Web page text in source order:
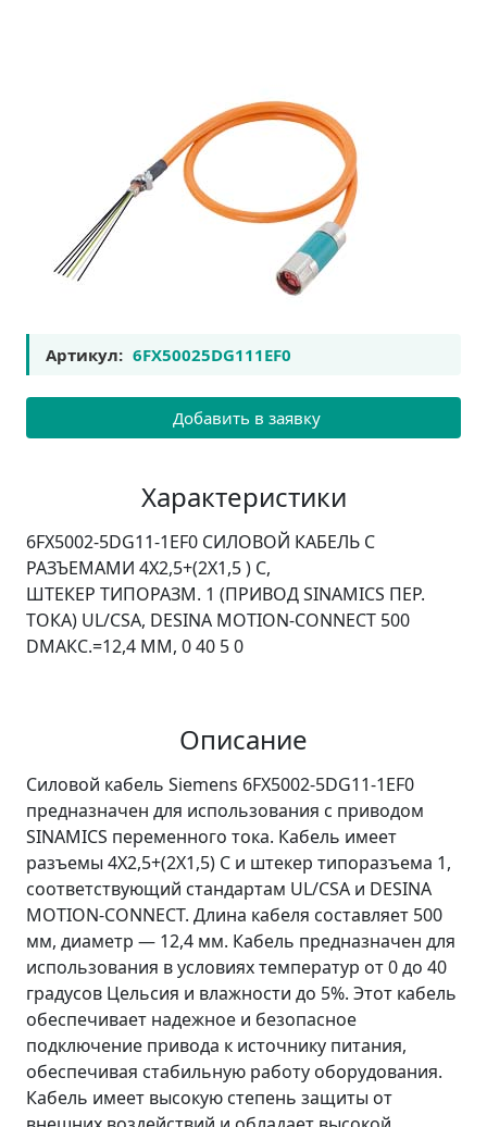
Артикул: 6FX50025DG111EF0
Добавить в заявку
Характеристики
6FX5002-5DG11-1EF0 СИЛОВОЙ КАБЕЛЬ С
РАЗЪЕМАМИ 4X2,5+(2X1,5 ) C,
ШТЕКЕР ТИПОРАЗМ. 1 (ПРИВОД SINAMICS ПЕР.
ТОКА) UL/CSA, DESINA MOTION-CONNECT 500
DМАКС.=12,4 ММ, 0 40 5 0
Описание
Силовой кабель Siemens 6FX5002-5DG11-1EF0
предназначен для использования с приводом
SINAMICS переменного тока. Кабель имеет
разъемы 4X2,5+(2X1,5) C и штекер типоразъема 1,
соответствующий стандартам UL/CSA и DESINA
MOTION-CONNECT. Длина кабеля составляет 500
мм, диаметр — 12,4 мм. Кабель предназначен для
использования в условиях температур от 0 до 40
градусов Цельсия и влажности до 5%. Этот кабель
обеспечивает надежное и безопасное
подключение привода к источнику питания,
обеспечивая стабильную работу оборудования.
Кабель имеет высокую степень защиты от